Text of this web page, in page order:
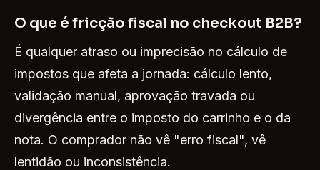
O que é fricção fiscal no checkout B2B?
É qualquer atraso ou imprecisão no cálculo de
impostos que afeta a jornada: cálculo lento,
validação manual, aprovação travada ou
divergência entre o imposto do carrinho e o da
nota. O comprador não vê "erro fiscal", vê
lentidão ou inconsistência.